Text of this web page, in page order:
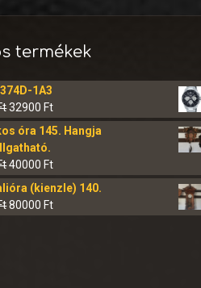
termékek
1A3
32900 Ft
óra 145. Hangja
40000 Ft
(kienzle) 140.
80000 Ft